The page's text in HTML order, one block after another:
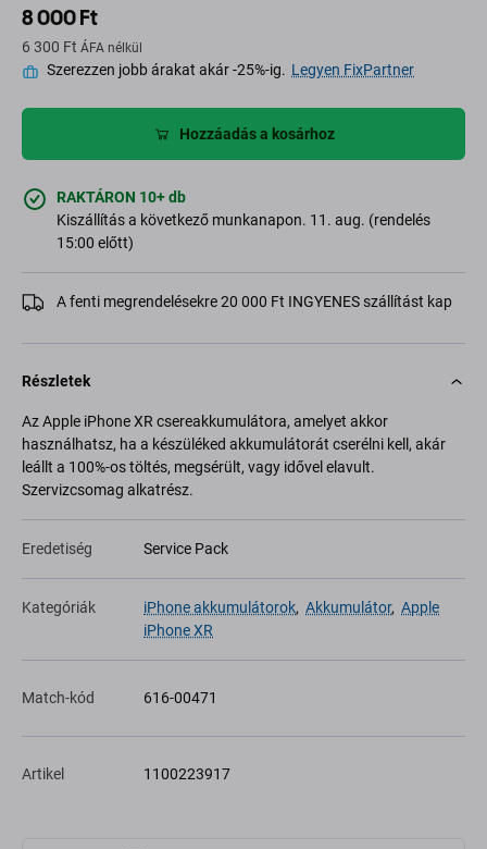
8 000 Ft
6 300 Ft ÁFA nélkül
Szerezzen jobb árakat akár -25%-ig. Legyen FixPartner
Hozzáadás a kosárhoz
RAKTÁRON 10+ db
Kiszállítás a következő munkanapon. 11. aug. (rendelés
15:00 előtt)
A fenti megrendelésekre 20 000 Ft INGYENES szállítást kap
Részletek
Az Apple iPhone XR csereakkumulátora, amelyet akkor
használhatsz, ha a készüléked akkumulátorát cserélni kell, akár
leállt a 100%-os töltés, megsérült, vagy idővel elavult.
Szervizcsomag alkatrész.
Eredetiség Service Pack
Kategóriák iPhone akkumulátorok, Akkumulátor, Apple
iPhone XR
Match-kód 616-00471
Artikel 1100223917